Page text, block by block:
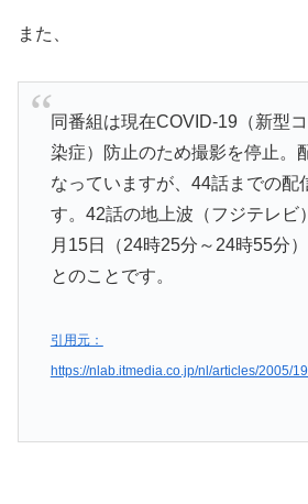
また、
同番組は現在COVID-19（新型
染症）防止のため撮影を停止。
なっていますが、44話までの配
す。42話の地上波（フジテレビ
月15日（24時25分～24時55分
とのことです。
引用元：
https://nlab.itmedia.co.jp/nl/articles/2005/